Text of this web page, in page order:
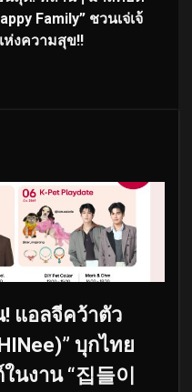
Family” ชวนเจ่เจ้
งความสุข!!
แอลจีคว้าตัว
บุกไทย
งาน “집들이